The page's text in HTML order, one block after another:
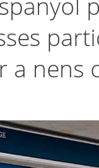
a nens